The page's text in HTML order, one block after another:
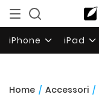
iPhone iPad
Home / Accessori /